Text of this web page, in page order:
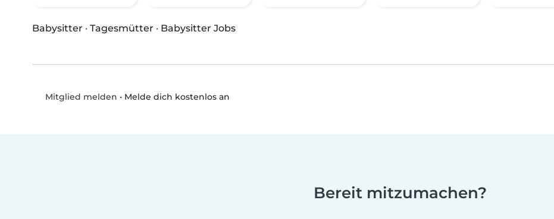
Babysitter · Tagesmütter · Babysitter Jobs
Mitglied melden • Melde dich kostenlos an
Bereit mitzumachen?